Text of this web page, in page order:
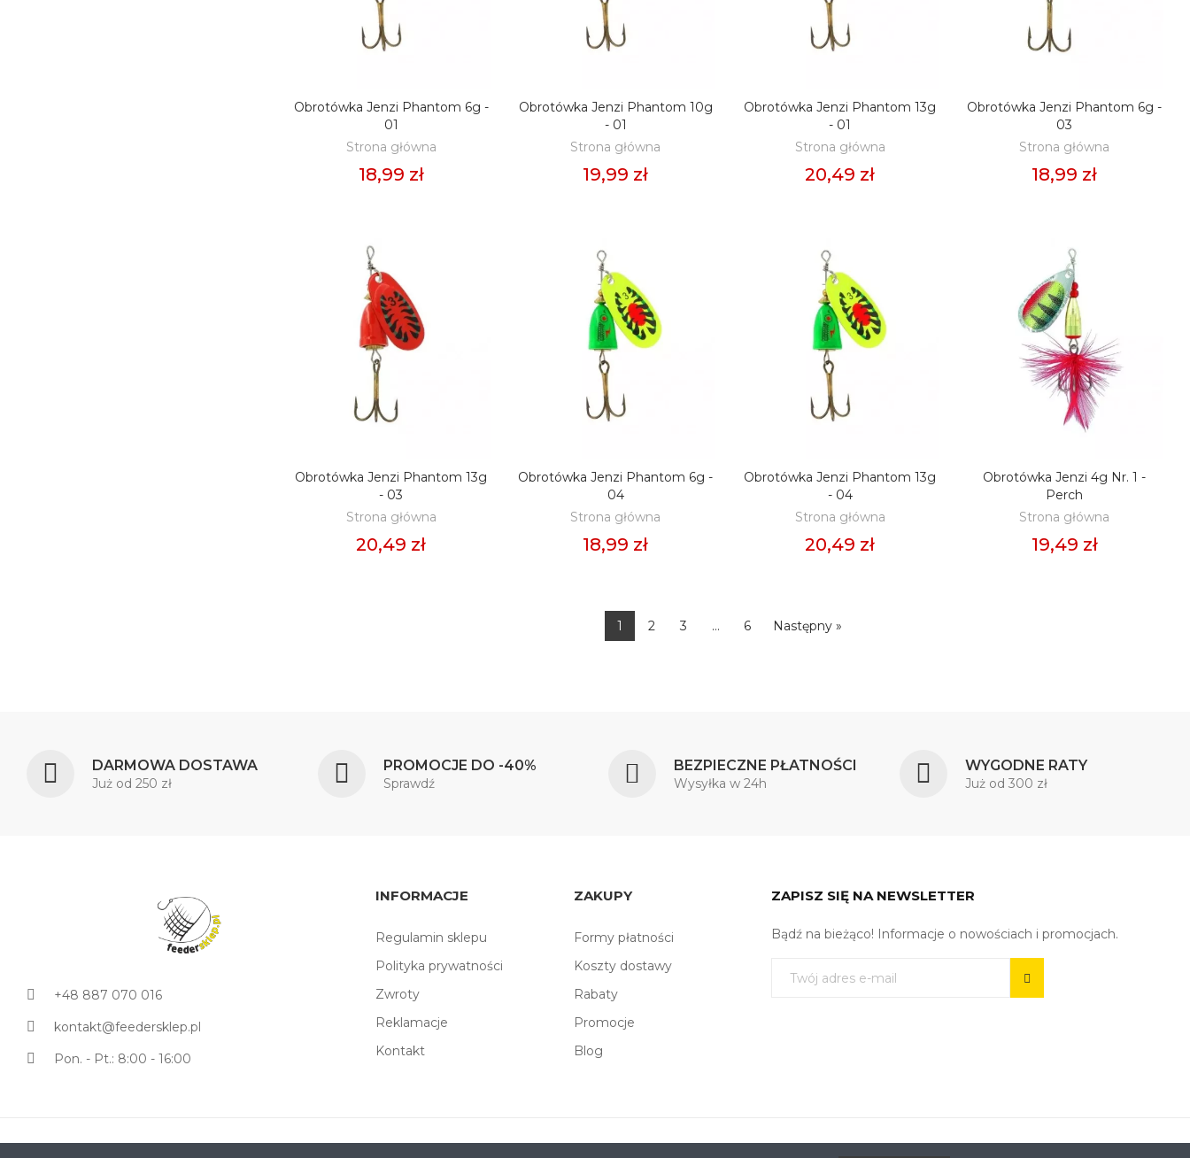
DODAJ DO KOSZYKA
Obrotówka Jenzi Phantom 6g -
01
Strona główna
18,99 zł
DODAJ DO KOSZYKA
Obrotówka Jenzi Phantom 10g
- 01
Strona główna
19,99 zł
DODAJ DO KOSZYKA
Obrotówka Jenzi Phantom 13g
- 01
Strona główna
20,49 zł
DODAJ DO KOSZYKA
Obrotówka Jenzi Phantom 6g -
03
Strona główna
18,99 zł
DODAJ DO KOSZYKA
Obrotówka Jenzi Phantom 13g
- 03
Strona główna
20,49 zł
DODAJ DO KOSZYKA
Obrotówka Jenzi Phantom 6g -
04
Strona główna
18,99 zł
DODAJ DO KOSZYKA
Obrotówka Jenzi Phantom 13g
- 04
Strona główna
20,49 zł
DODAJ DO KOSZYKA
Obrotówka Jenzi 4g Nr. 1 -
Perch
Strona główna
19,49 zł
1 2 3 … 6 Następny »
DARMOWA DOSTAWA
Już od 250 zł
PROMOCJE DO -40%
Sprawdź
BEZPIECZNE PŁATNOŚCI
Wysyłka w 24h
WYGODNE RATY
Już od 300 zł
+48 887 070 016
kontakt@feedersklep.pl
Pon. - Pt.: 8:00 - 16:00
INFORMACJE
Regulamin sklepu
Polityka prywatności
Zwroty
Reklamacje
Kontakt
ZAKUPY
Formy płatności
Koszty dostawy
Rabaty
Promocje
Blog
ZAPISZ SIĘ NA NEWSLETTER
Bądź na bieżąco! Informacje o nowościach i promocjach.